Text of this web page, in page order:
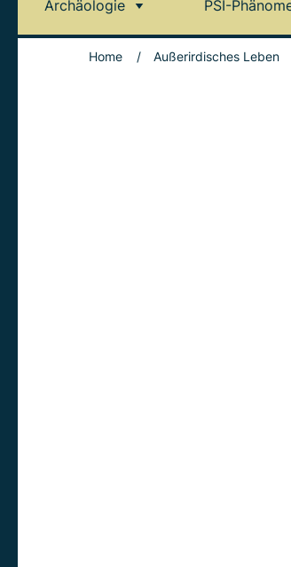
Archäologie PSI-
Home / Außerirdisches Leben